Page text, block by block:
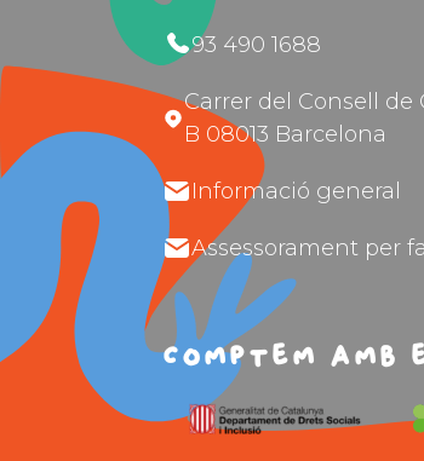
93 490 1688
Carrer del Consell de
B 08013 Barcelona
Informació general
Assessorament per
Comptem